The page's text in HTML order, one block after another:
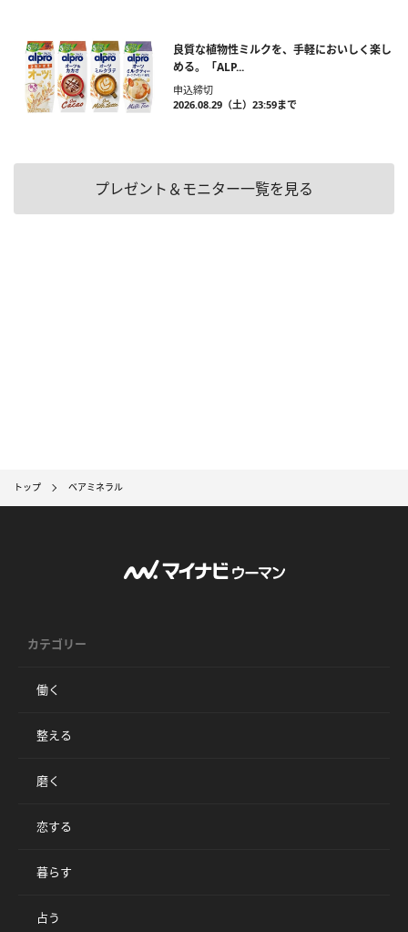
良質な植物性ミルクを、手軽においしく楽し
める。「ALP...
申込締切
2026.08.29（土）23:59まで
プレゼント＆モニター一覧を見る
トップ ベアミネラル
カテゴリー
働く
整える
磨く
恋する
暮らす
占う